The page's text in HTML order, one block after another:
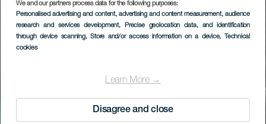
We and our partners process data for the following purposes:
Personalised advertising and content, advertising and content measurement, audience
research and services development, Precise geolocation data, and identification
through device scanning, Store and/or access information on a device, Technical
cookies
Learn More →
Disagree and close